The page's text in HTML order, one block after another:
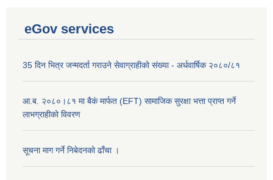
eGov services
35 दिन भित्र जन्मदर्ता गराउने सेवाग्राहीको संख्या - अर्धवार्षिक २०८०/८१
आ.ब. २०८०।८१ मा बैकं मार्फत (EFT) सामाजिक सुरक्षा भत्ता प्राप्त गर्ने
लाभग्राहीको विवरण
सूचना माग गर्ने निबेदनको ढाँचा ।